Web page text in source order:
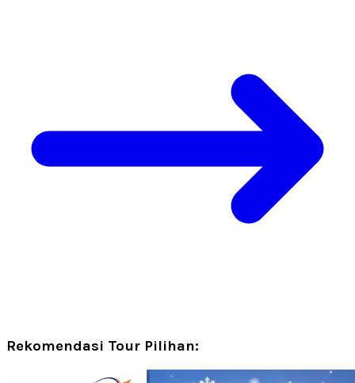
Rekomendasi Tour Pilihan: